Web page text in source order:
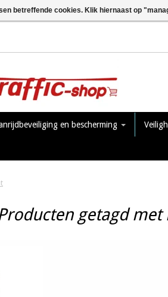
en bescherming
getagd
betreffende cookies. Klik hiernaast op